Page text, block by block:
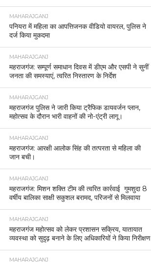
MAHARAJGANJ
पनियरा में महिला का आपत्तिजनक वीडियो वायरल, पुलिस ने
दर्ज किया मुकदमा
MAHARAJGANJ
महराजगंज: सम्पूर्ण समाधान दिवस में डीएम और एसपी ने सुनीं
जनता की समस्याएं, त्वरित निस्तारण के निर्देश
MAHARAJGANJ
महराजगंज पुलिस ने जारी किया ट्रैफिक डायवर्जन प्लान,
महोत्सव के दौरान भारी वाहनों की नो-एंट्री लागू।
MAHARAJGANJ
महराजगंज: आरक्षी आलोक सिंह की तत्परता से महिला की
जान बची।
MAHARAJGANJ
महराजगंज: मिशन शक्ति टीम की त्वरित कार्रवाई गुमशुदा 8
वर्षीय बालिका साक्षी सकुशल बरामद, परिजनों से मिलवाया
MAHARAJGANJ
महराजगंज महोत्सव को लेकर प्रशासन सक्रिय, यातायात
व्यवस्था को सुदृढ़ बनाने के लिए अधिकारियों ने किया निरीक्षण
MAHARAJGANJ